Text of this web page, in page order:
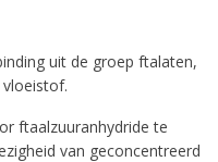
uit de groep ftalaten,
ftaalzuuranhydride te
van geconcentreerd